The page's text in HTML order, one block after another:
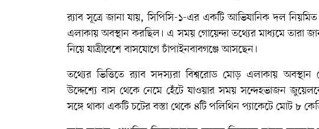
র‍্যাব সূত্রে জানা যায়, সিপিসি-১-এর একটি আভিযানিক দল
এলাকায় অবস্থান করছিল। এ সময় গোয়েন্দা তথ্যের মাধ্যমে তারা
নিয়ে যাত্রীবেশে বাসযোগে চাঁপাইনবাবগঞ্জে আসছেন।
তথ্যের ভিত্তিতে র‍্যাব সদস্যরা বিশ্বরোড মোড় এলাকায়
উদ্দেশ্যে বাস থেকে নেমে হেঁটে যাওয়ার সময় সন্দেহভাজন
সঙ্গে থাকা একটি চটের বস্তা থেকে ৪টি পলিথিন প্যাকেটে মোট ৮